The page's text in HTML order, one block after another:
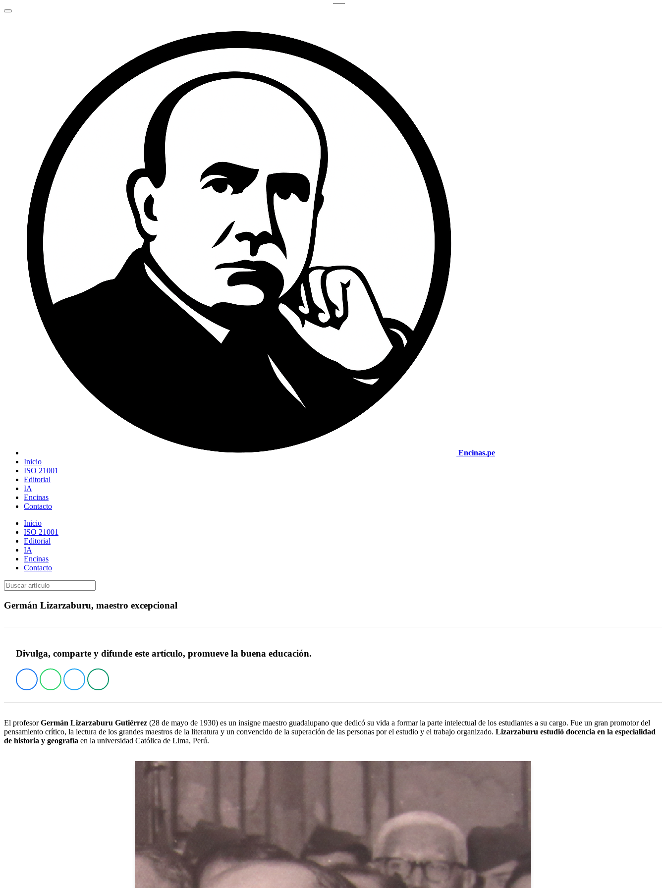
Encinas.pe
Inicio
ISO 21001
Editorial
IA
Encinas
Contacto
Inicio
ISO 21001
Editorial
IA
Encinas
Contacto
Germán Lizarzaburu, maestro excepcional
Divulga, comparte y difunde este artículo, promueve la buena educación.
El profesorGermán Lizarzaburu Gutiérrez (28 de mayo de 1930) es un insigne maestro guadalupano que dedicó su vida a formar la parte intelectual de los estudiantes a su cargo. Fue un gran promotor del
pensamiento crítico, la lectura de los grandes maestros de la literatura y un convencido de la superación de las personas por el estudio y el trabajo organizado. Lizarzaburu estudió docencia en la especialidad
de historia y geografía en la universidad Católica de Lima, Perú.